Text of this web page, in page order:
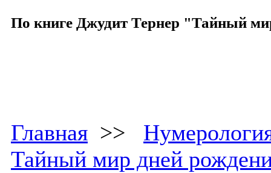
По книге Джудит Тернер "Тайный
Главная >>
Тайный мир дней